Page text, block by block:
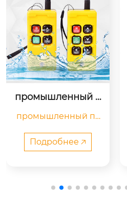
цепная таль
ручной цепной под
вают «волшебной т
ыквой», вес не пада
тревает в цепи, эко
Подробнее 🡥